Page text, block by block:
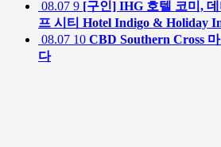
08.07 9 [구인] IHG 호텔 코미,
프 시티 Hotel Indigo & Holiday
08.07 10 CBD Southern Cross
다